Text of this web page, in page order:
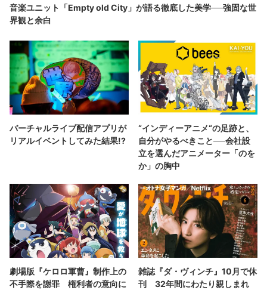
音楽ユニット「Empty old City」が語る徹底した美学──強固な世
界観と余白
バーチャルライブ配信アプリが
リアルイベントしてみた結果!?
“インディーアニメ“の足跡と、
自分がやるべきこと──会社設
立を選んだアニメーター「のを
か」の胸中
劇場版『ケロロ軍曹』制作上の
不手際を謝罪 権利者の意向に
雑誌『ダ・ヴィンチ』10月で休
刊 32年間にわたり親しまれ